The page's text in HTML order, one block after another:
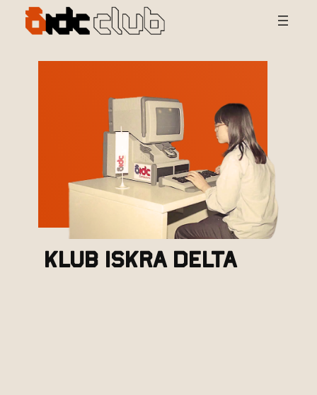
Preskoči
KLUB ISKRA DELTA